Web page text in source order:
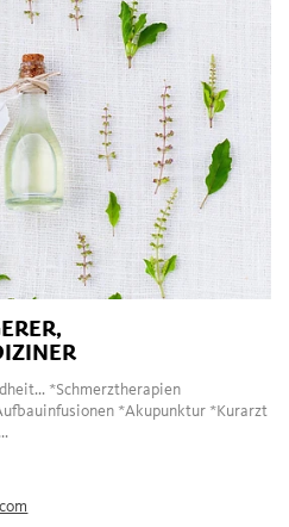
*Schmerztherapien
*Akupunktur *Kurarzt